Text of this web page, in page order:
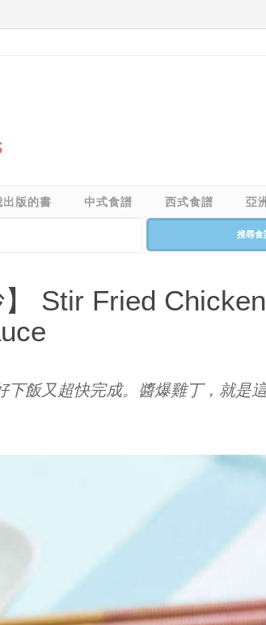
出版的書 中式食譜 西式食譜 亞
搜尋食
Stir Fried Chicken
飯又超快完成。醬爆雞丁，就是